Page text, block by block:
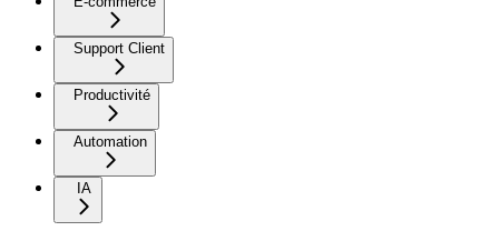
Support Client
Productivité
Automation
IA